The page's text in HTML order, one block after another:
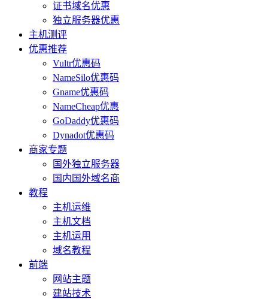
证书域名优惠
独立服务器优惠
主机测评
优惠推荐
Vultr优惠码
NameSilo优惠码
Gname优惠码
NameCheap优惠
GoDaddy优惠码
Dynadot优惠码
商家专题
国外独立服务器
国内国外域名商
教程
主机运维
主机文档
主机运用
域名教程
前端
网站主题
建站技术